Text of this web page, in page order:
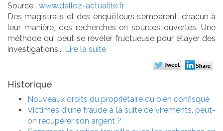
Source : www.dalloz-actualite.fr
Des magistrats et des enquêteurs s’emparent, chacun à
leur manière, des recherches en sources ouvertes. Une
méthode qui peut se révéler fructueuse pour étayer des
investigations... Lire la suite
Historique
Nouveaux droits du propriétaire du bien confisqué
Victimes d'une fraude à la suite de virements, peut-
on récupérer son argent ?